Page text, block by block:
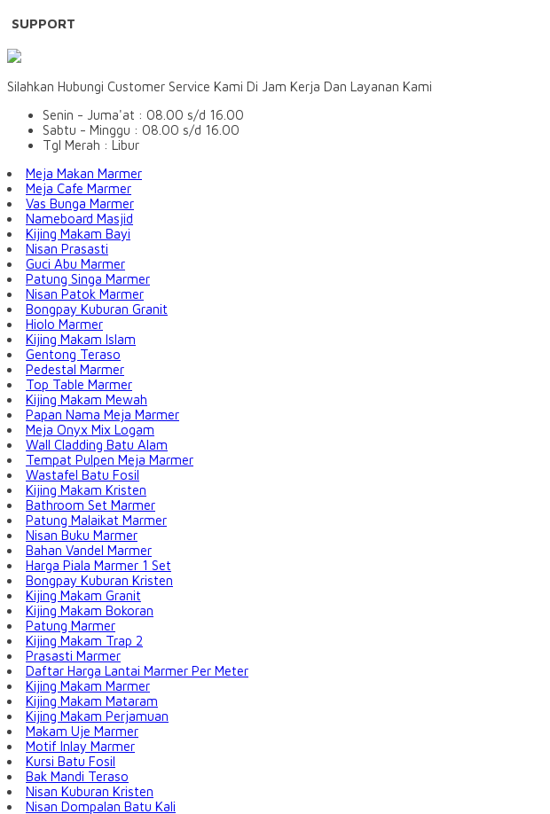
SUPPORT
Silahkan Hubungi Customer Service Kami Di Jam Kerja Dan Layanan Kami
Senin - Juma'at : 08.00 s/d 16.00
Sabtu - Minggu : 08.00 s/d 16.00
Tgl Merah : Libur
Meja Makan Marmer
Meja Cafe Marmer
Vas Bunga Marmer
Nameboard Masjid
Kijing Makam Bayi
Nisan Prasasti
Guci Abu Marmer
Patung Singa Marmer
Nisan Patok Marmer
Bongpay Kuburan Granit
Hiolo Marmer
Kijing Makam Islam
Gentong Teraso
Pedestal Marmer
Top Table Marmer
Kijing Makam Mewah
Papan Nama Meja Marmer
Meja Onyx Mix Logam
Wall Cladding Batu Alam
Tempat Pulpen Meja Marmer
Wastafel Batu Fosil
Kijing Makam Kristen
Bathroom Set Marmer
Patung Malaikat Marmer
Nisan Buku Marmer
Bahan Vandel Marmer
Harga Piala Marmer 1 Set
Bongpay Kuburan Kristen
Kijing Makam Granit
Kijing Makam Bokoran
Patung Marmer
Kijing Makam Trap 2
Prasasti Marmer
Daftar Harga Lantai Marmer Per Meter
Kijing Makam Marmer
Kijing Makam Mataram
Kijing Makam Perjamuan
Makam Uje Marmer
Motif Inlay Marmer
Kursi Batu Fosil
Bak Mandi Teraso
Nisan Kuburan Kristen
Nisan Dompalan Batu Kali